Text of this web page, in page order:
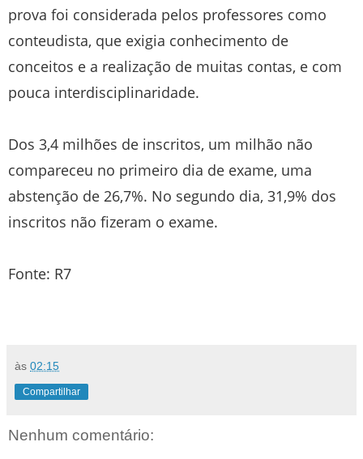
prova foi considerada pelos professores como
conteudista, que exigia conhecimento de
conceitos e a realização de muitas contas, e com
pouca interdisciplinaridade.
Dos 3,4 milhões de inscritos, um milhão não
compareceu no primeiro dia de exame, uma
abstenção de 26,7%. No segundo dia, 31,9% dos
inscritos não fizeram o exame.
Fonte: R7
às 02:15
Compartilhar
Nenhum comentário: